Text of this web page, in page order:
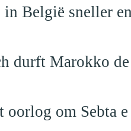
België sneller
durft Marokko
oorlog om Sebta